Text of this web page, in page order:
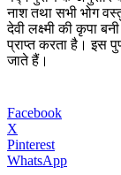
नाश तथा सभी भोग
देवी लक्ष्मी की कृपा
प्राप्त करता है। इस
जाते हैं।
Facebook
X
Pinterest
WhatsApp